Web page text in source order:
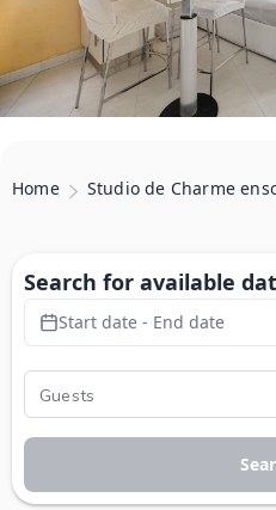
Home Studio de Charme
Search for available
Start date - End date